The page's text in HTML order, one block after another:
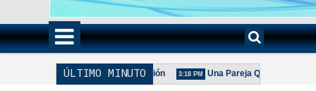
ÚLTIMO MINUTO
Unida Es Importante - Reflexión 3:18 PM Una Pareja Que Ora Unida. -